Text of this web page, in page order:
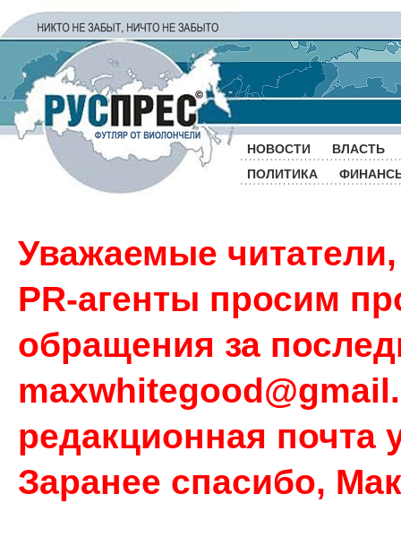
НОВОСТИ
ВЛАСТЬ
ПОЛИТИКА
Уважаемые
PR-агенты просим
обращения за
редакционная почта
Заранее спасибо,